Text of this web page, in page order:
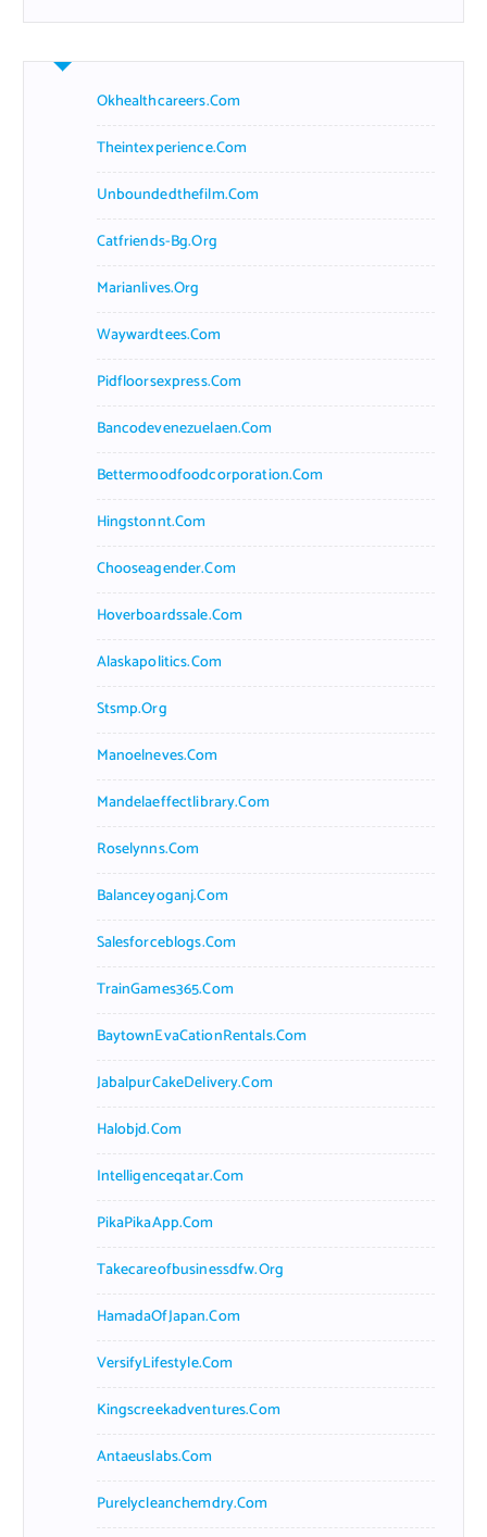
r
h
Okhealthcareers.com
Theintexperience.com
Unboundedthefilm.com
Catfriends-Bg.org
Marianlives.org
Waywardtees.com
Pidfloorsexpress.com
Bancodevenezuelaen.com
Bettermoodfoodcorporation.com
Hingstonnt.com
Chooseagender.com
Hoverboardssale.com
Alaskapolitics.com
Stsmp.org
Manoelneves.com
Mandelaeffectlibrary.com
Roselynns.com
Balanceyoganj.com
Salesforceblogs.com
TrainGames365.com
BaytownEvaCationRentals.com
JabalpurCakeDelivery.com
Halobjd.com
Intelligenceqatar.com
PikaPikaApp.com
Takecareofbusinessdfw.org
HamadaOfJapan.com
VersifyLifestyle.com
Kingscreekadventures.com
Antaeuslabs.com
Purelycleanchemdry.com